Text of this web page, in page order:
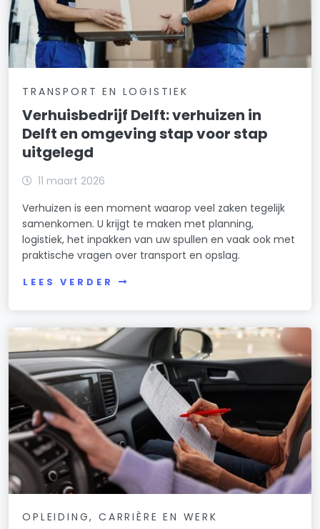
TRANSPORT EN LOGISTIEK
Verhuisbedrijf Delft: verhuizen in
Delft en omgeving stap voor stap
uitgelegd
11 maart 2026
Verhuizen is een moment waarop veel zaken tegelijk
samenkomen. U krijgt te maken met planning,
logistiek, het inpakken van uw spullen en vaak ook met
praktische vragen over transport en opslag.
LEES VERDER
OPLEIDING, CARRIÈRE EN WERK